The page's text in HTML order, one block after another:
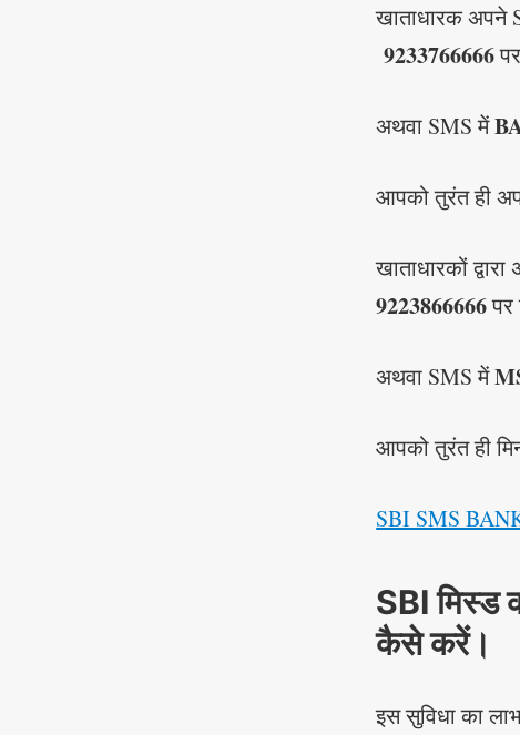
खाताधारक अपने
9233766666
अथवा SMS में
आपको तुरंत ही
खाताधारकों
9223866666पर
अथवा SMS में
आपको तुरंत ही
SBI SMS
SBI मिस्ड
कैसे करें।
इस सुविधा का